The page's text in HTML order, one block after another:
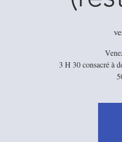
3 H 30 consacré à